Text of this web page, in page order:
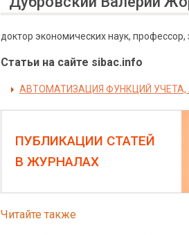
доктор экономических наук,
Статьи на сайте sibac.info
АВТОМАТИЗАЦИЯ ФУНКЦИЙ
ПУБЛИКАЦИИ СТАТЕЙ
В ЖУРНАЛАХ
Читайте также